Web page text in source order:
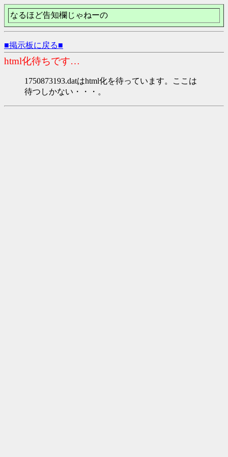
なるほど告知欄じゃねーの
■掲示板に戻る■
html化待ちです…
1750873193.datはhtml化を待っています。ここは
待つしかない・・・。